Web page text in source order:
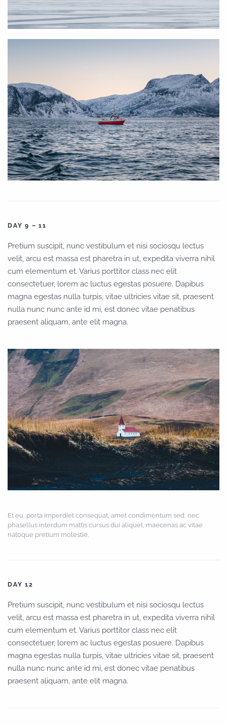
DAY 9 – 11
Pretium suscipit, nunc vestibulum et nisi sociosqu lectus
velit, arcu est massa est pharetra in ut, expedita viverra nihil
cum elementum et. Varius porttitor class nec elit
consectetuer, lorem ac luctus egestas posuere. Dapibus
magna egestas nulla turpis, vitae ultricies vitae sit, praesent
nulla nunc nunc ante id mi, est donec vitae penatibus
praesent aliquam, ante elit magna.
Et eu, porta imperdiet consequat, amet condimentum sed, nec
phasellus interdum mattis cursus dui aliquet, maecenas ac vitae
natoque pretium molestie.
DAY 12
Pretium suscipit, nunc vestibulum et nisi sociosqu lectus
velit, arcu est massa est pharetra in ut, expedita viverra nihil
cum elementum et. Varius porttitor class nec elit
consectetuer, lorem ac luctus egestas posuere. Dapibus
magna egestas nulla turpis, vitae ultricies vitae sit, praesent
nulla nunc nunc ante id mi, est donec vitae penatibus
praesent aliquam, ante elit magna.